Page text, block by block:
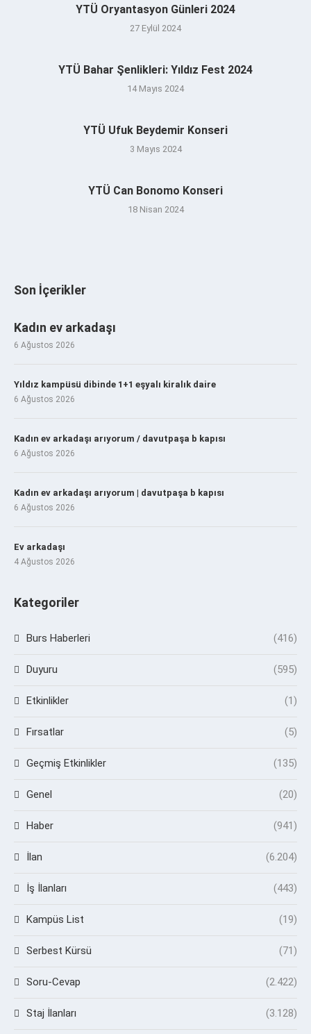
YTÜ Oryantasyon Günleri 2024
27 Eylül 2024
YTÜ Bahar Şenlikleri: Yıldız Fest 2024
14 Mayıs 2024
YTÜ Ufuk Beydemir Konseri
3 Mayıs 2024
YTÜ Can Bonomo Konseri
18 Nisan 2024
Son İçerikler
Kadın ev arkadaşı
6 Ağustos 2026
Yıldız kampüsü dibinde 1+1 eşyalı kiralık daire
6 Ağustos 2026
Kadın ev arkadaşı arıyorum / davutpaşa b kapısı
6 Ağustos 2026
Kadın ev arkadaşı arıyorum | davutpaşa b kapısı
6 Ağustos 2026
Ev arkadaşı
4 Ağustos 2026
Kategoriler
Burs Haberleri (416)
Duyuru (595)
Etkinlikler (1)
Fırsatlar (5)
Geçmiş Etkinlikler (135)
Genel (20)
Haber (941)
İlan (6.204)
İş İlanları (443)
Kampüs List (19)
Serbest Kürsü (71)
Soru-Cevap (2.422)
Staj İlanları (3.128)